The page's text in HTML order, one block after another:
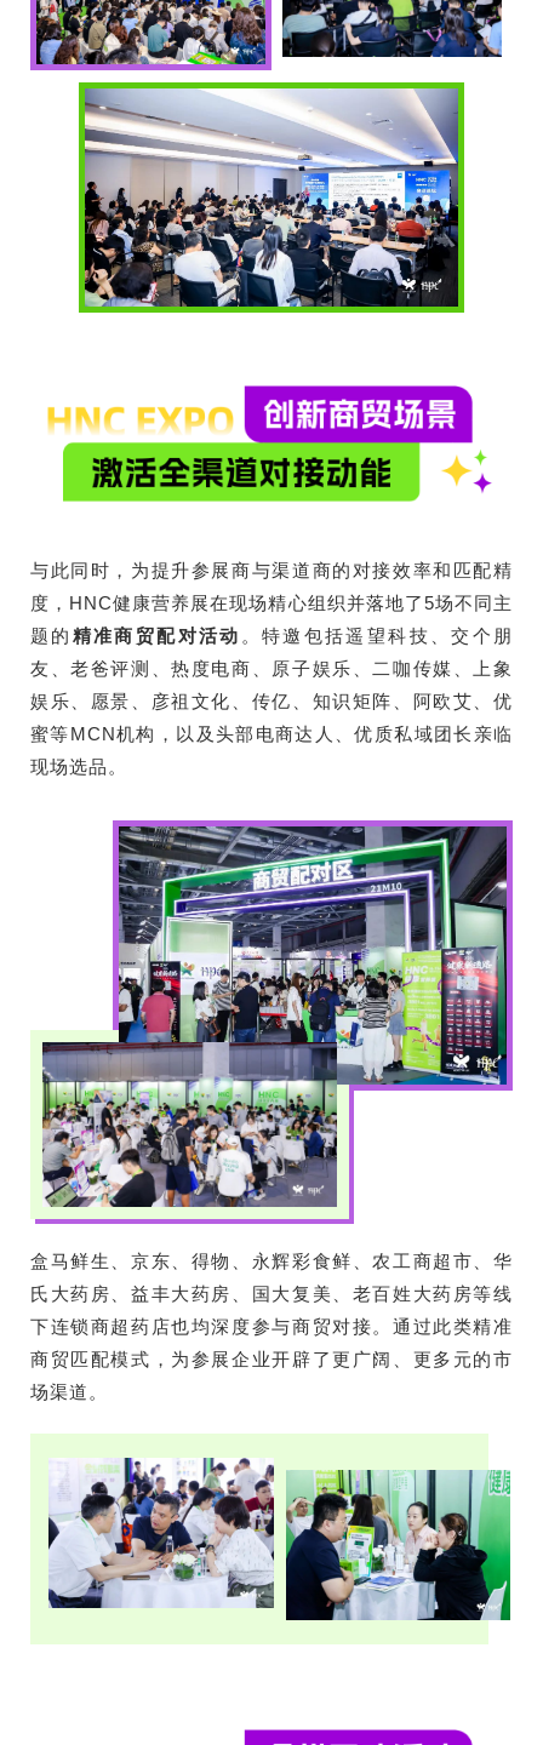
与此同时，为提升参展商与渠道商的对接效率和匹配精
度，HNC健康营养展在现场精心组织并落地了5场不同主
题的 精准商贸配对活动 。特邀包括遥望科技、交个朋
友、老爸评测、热度电商、原子娱乐、二咖传媒、上象
娱乐、愿景、彦祖文化、传亿、知识矩阵、阿欧艾、优
蜜等MCN机构，以及头部电商达人、优质私域团长亲临
现场选品。
盒马鲜生、京东、得物、永辉彩食鲜、农工商超市、华
氏大药房、益丰大药房、国大复美、老百姓大药房等线
下连锁商超药店也均深度参与商贸对接。通过此类精准
商贸匹配模式，为参展企业开辟了更广阔、更多元的市
场渠道。